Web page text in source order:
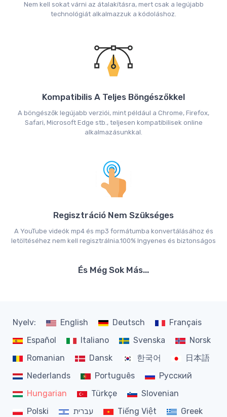
Nem kell sokat várni az átalakításra, mert csak a legújabb
technológiát alkalmazzuk a kódoláshoz.
Kompatibilis A Teljes Böngészőkkel
A böngészők legújabb verziói, mint például a Chrome, Firefox,
Safari, Microsoft Edge stb., teljesen kompatibilisek online
alkalmazásunkkal.
Regisztráció Nem Szükséges
A YouTube videók mp4 és mp3 formátumba konvertálásához és
letöltéséhez nem kell regisztrálnia.100% Ingyenes és biztonságos
És Még Sok Más...
Nyelv: English Deutsch
Français
Español
Italiano Svenska
Norsk
Romanian
Dansk 한국어
日本語
Nederlands
Português
Русский
Hungarian
Türkçe
Slovenian
Polski
עברית Tiếng Việt
Greek